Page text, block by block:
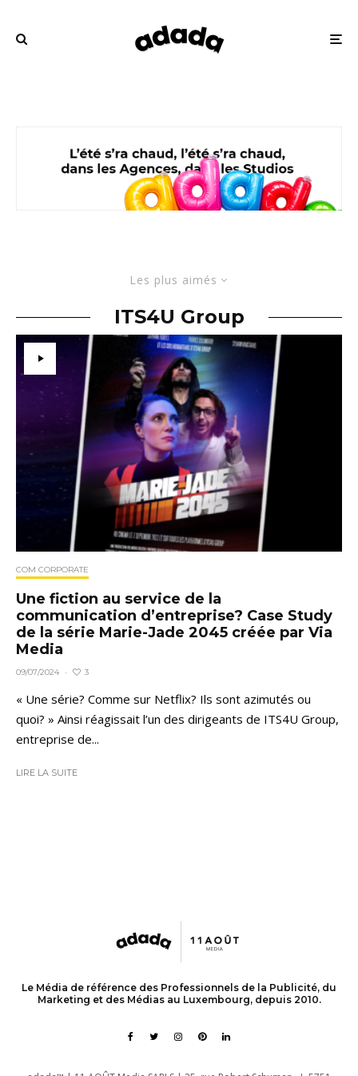
Les plus aimés
ITS4U Group
COM CORPORATE
Une fiction au service de la
communication d’entreprise? Case Study
de la série Marie-Jade 2045 créée par Via
Media
09/07/2024 · 3
« Une série? Comme sur Netflix? Ils sont azimutés ou
quoi? » Ainsi réagissait l’un des dirigeants de ITS4U Group,
entreprise de...
LIRE LA SUITE
Le Média de référence des Professionnels de la Publicité, du
Marketing et des Médias au Luxembourg, depuis 2010.